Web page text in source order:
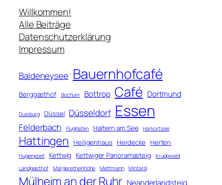
c
h
e
n
Willkommen!
Alle Beiträge
Datenschutzerklärung
Impressum
Baldeneysee Bauernhofcafé
Berggasthof Bochum Bottrop Café Dortmund
Duisburg Düssel Düsseldorf Essen
Felderbach Flughafen Haltern am See Harkortsee
Hattingen Heiligenhaus Herdecke Herten
Hugenpoet Kettwig Kettwiger Panoramasteig
Kruppwald
Landgasthof
Margarethenhöhe Mettmann Mintard
Mülheim an der Ruhr Neanderlandsteig